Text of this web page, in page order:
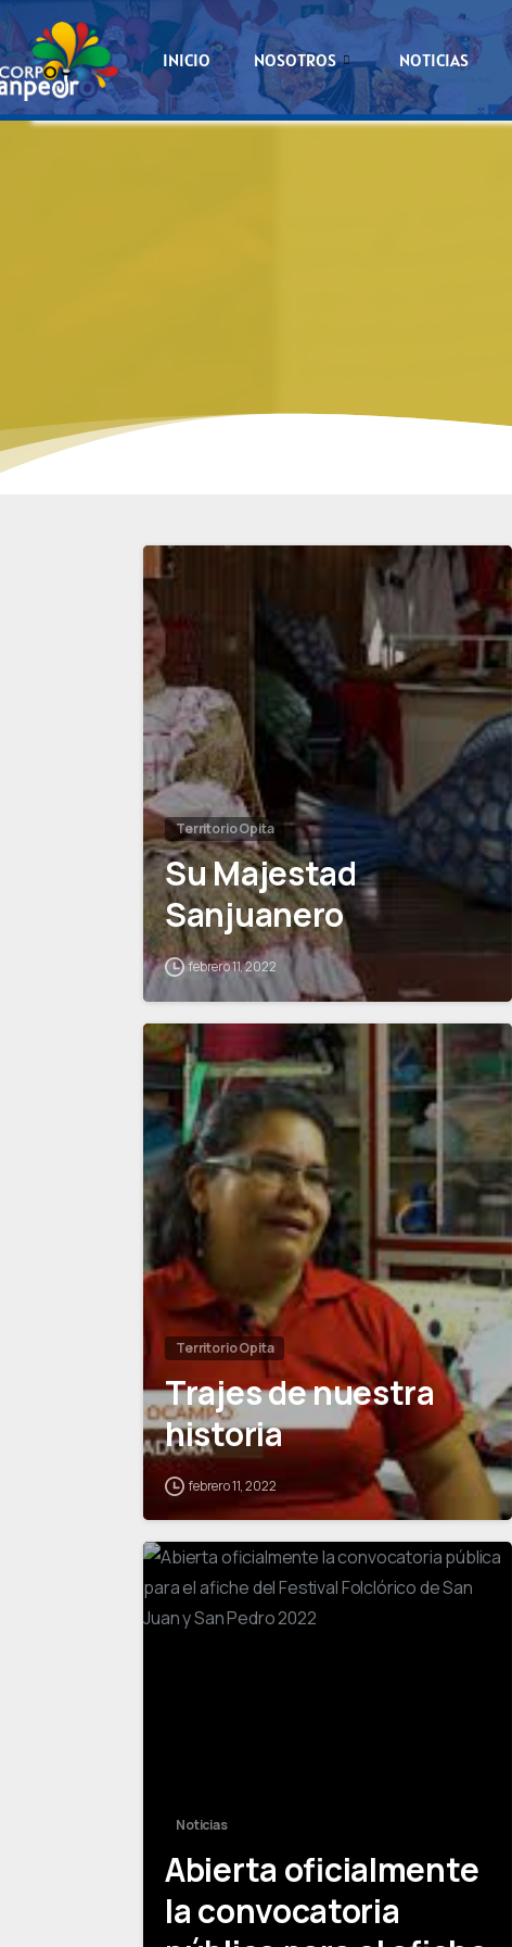
INICIO NOSOTROS NOTICIAS
Territorio Opita
Su Majestad
Sanjuanero
febrero 11, 2022
Territorio Opita
Trajes de nuestra
historia
febrero 11, 2022
Noticias
Abierta oficialmente
la convocatoria